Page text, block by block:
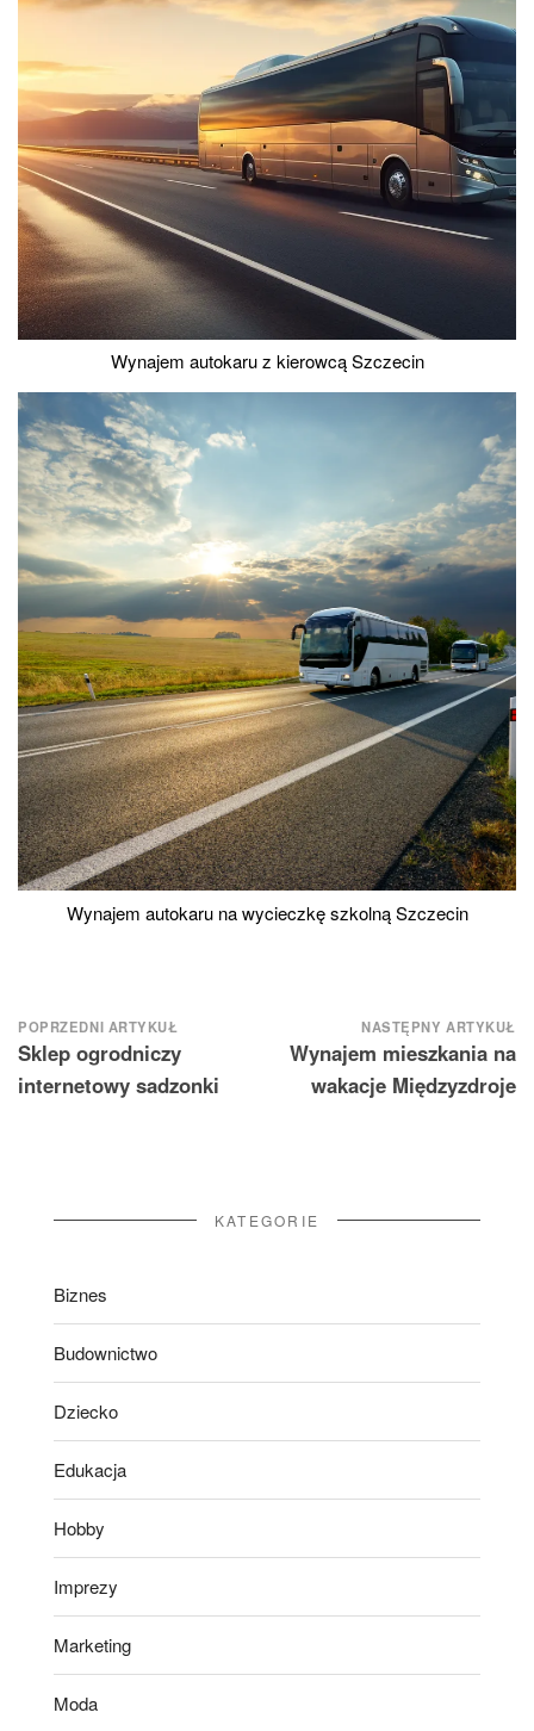
Wynajem autokaru z kierowcą Szczecin
Wynajem autokaru na wycieczkę szkolną Szczecin
Nawigacja
wpisu
POPRZEDNI ARTYKUŁ
Sklep ogrodniczy
internetowy sadzonki
NASTĘPNY ARTYKUŁ
Wynajem mieszkania na
wakacje Międzyzdroje
KATEGORIE
Biznes
Budownictwo
Dziecko
Edukacja
Hobby
Imprezy
Marketing
Moda